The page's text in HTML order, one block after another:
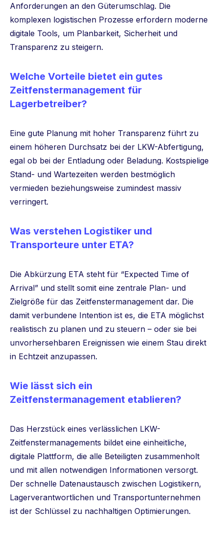
Anforderungen an den Güterumschlag. Die
komplexen logistischen Prozesse erfordern moderne
digitale Tools, um Planbarkeit, Sicherheit und
Transparenz zu steigern.
Welche Vorteile bietet ein gutes
Zeitfenstermanagement für
Lagerbetreiber?
Eine gute Planung mit hoher Transparenz führt zu
einem höheren Durchsatz bei der LKW-Abfertigung,
egal ob bei der Entladung oder Beladung. Kostspielige
Stand- und Wartezeiten werden bestmöglich
vermieden beziehungsweise zumindest massiv
verringert.
Was verstehen Logistiker und
Transporteure unter ETA?
Die Abkürzung ETA steht für “Expected Time of
Arrival” und stellt somit eine zentrale Plan- und
Zielgröße für das Zeitfenstermanagement dar. Die
damit verbundene Intention ist es, die ETA möglichst
realistisch zu planen und zu steuern – oder sie bei
unvorhersehbaren Ereignissen wie einem Stau direkt
in Echtzeit anzupassen.
Wie lässt sich ein
Zeitfenstermanagement etablieren?
Das Herzstück eines verlässlichen LKW-
Zeitfenstermanagements bildet eine einheitliche,
digitale Plattform, die alle Beteiligten zusammenholt
und mit allen notwendigen Informationen versorgt.
Der schnelle Datenaustausch zwischen Logistikern,
Lagerverantwortlichen und Transportunternehmen
ist der Schlüssel zu nachhaltigen Optimierungen.